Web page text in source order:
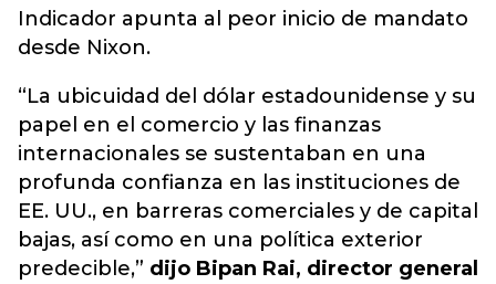
Indicador apunta al peor inicio de mandato
desde Nixon.
“La ubicuidad del dólar estadounidense y su
papel en el comercio y las finanzas
internacionales se sustentaban en una
profunda confianza en las instituciones de
EE. UU., en barreras comerciales y de capital
bajas, así como en una política exterior
predecible,” dijo Bipan Rai, director general